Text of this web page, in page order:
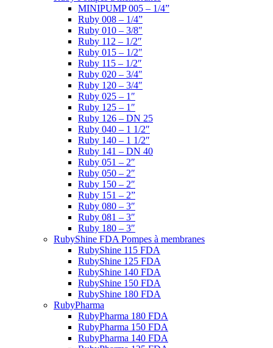
MINIPUMP 005 – 1/4”
Ruby 008 – 1/4”
Ruby 010 – 3/8″
Ruby 112 – 1/2″
Ruby 015 – 1/2″
Ruby 115 – 1/2″
Ruby 020 – 3/4″
Ruby 120 – 3/4″
Ruby 025 – 1″
Ruby 125 – 1″
Ruby 126 – DN 25
Ruby 040 – 1 1/2″
Ruby 140 – 1 1/2″
Ruby 141 – DN 40
Ruby 051 – 2″
Ruby 050 – 2″
Ruby 150 – 2″
Ruby 151 – 2”
Ruby 080 – 3″
Ruby 081 – 3″
Ruby 180 – 3″
RubyShine FDA Pompes à membranes
RubyShine 115 FDA
RubyShine 125 FDA
RubyShine 140 FDA
RubyShine 150 FDA
RubyShine 180 FDA
RubyPharma
RubyPharma 180 FDA
RubyPharma 150 FDA
RubyPharma 140 FDA